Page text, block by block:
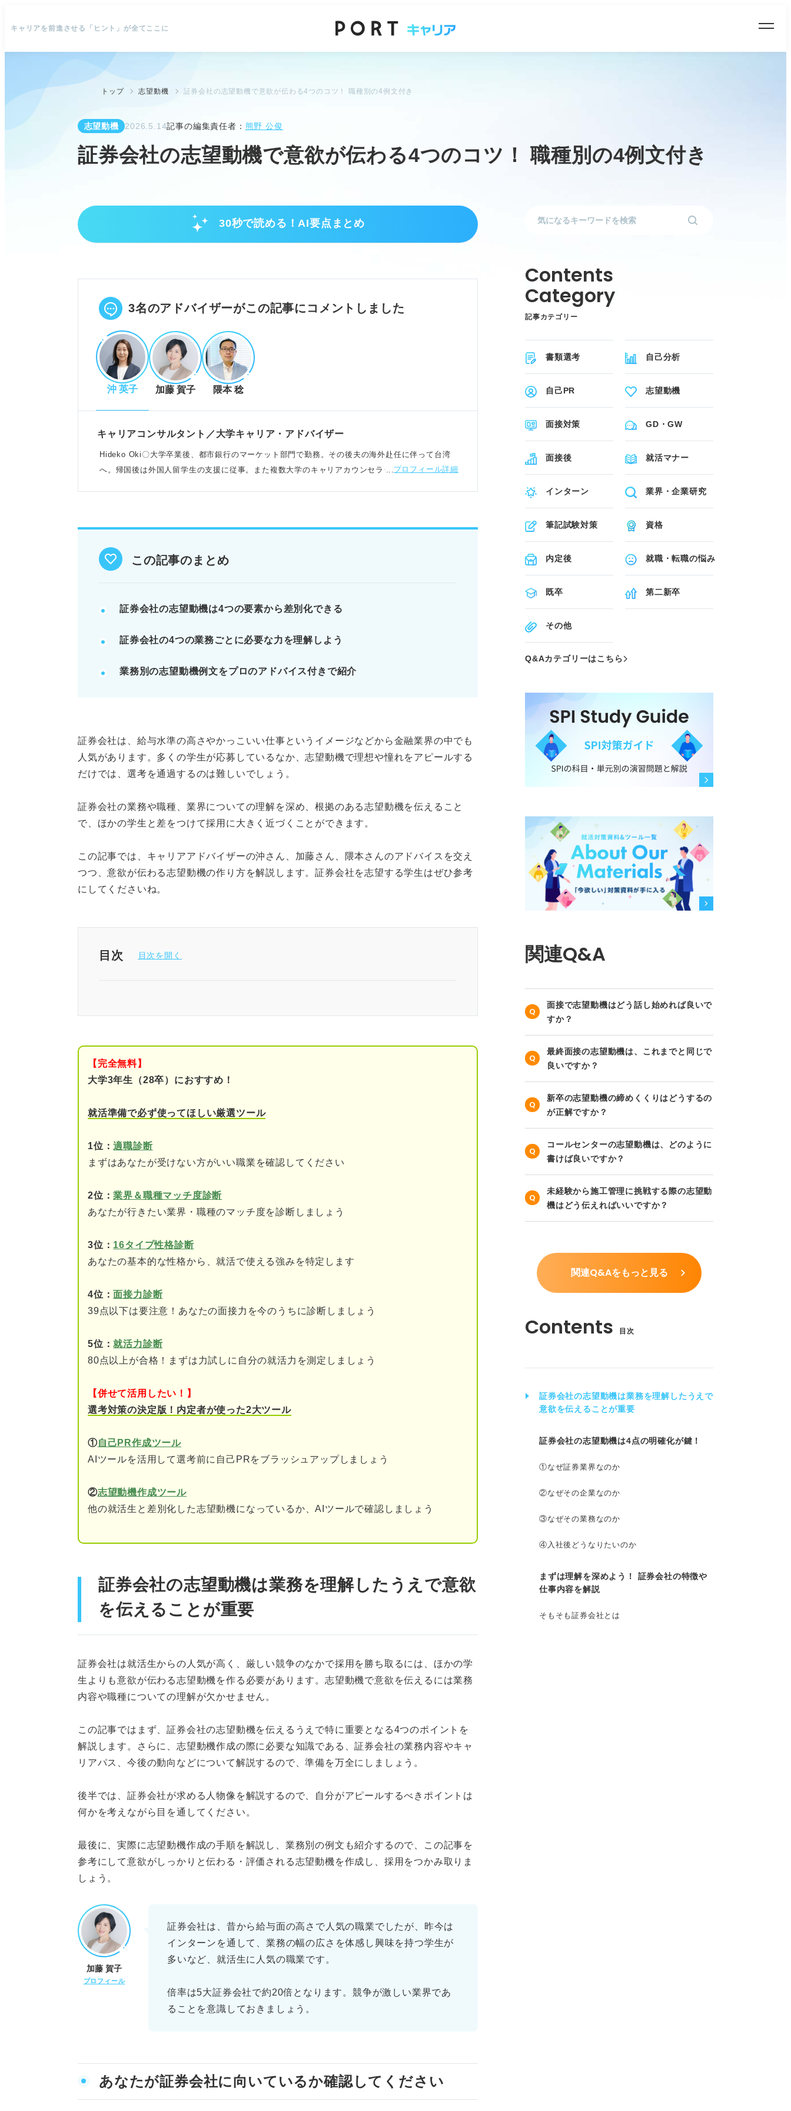
キャリアを前進させる「ヒント」が全てここに
トップ 志望動機 証券会社の志望動機で意欲が伝わる4つのコツ！ 職種別の4例文付き
志望動機 2026.5.14記事の編集責任者： 熊野 公俊
証券会社の志望動機で意欲が伝わる4つのコツ！ 職種別の4例文付き
30秒で読める！AI要点まとめ
意欲が伝わる志望動機の核となるポイント
なぜその業務か適性を絡めて示す。
POINT：4つの「なぜ」と入社後ビジョンで意欲を伝える。
証券業界・企業・職種への理解を深める
銀行との違いを理解し業界志望理由を明確に。
証券会社の5分類を把握し企業選びに活かす。
主要4部署の業務と求められる人物像を知る。
POINT：業界・企業・職種理解が説得力ある志望動機に。
例：ブローカー志望なら「携帯販売で培った歩み寄るコミュニケーション力」
証券会社の志望動機は業務を理解したうえで意欲を伝えることが重要
まずは理解を深めよう！ 証券会社の特徴や仕事内容を解説
3名のアドバイザーがこの記事にコメントしました
沖 英子 加藤 賀子 隈本 稔
キャリアコンサルタント／大学キャリア・アドバイザー
Hideko Oki〇大学卒業後、都市銀行のマーケット部門で勤務。その後夫の海外赴任に伴って台湾
へ。帰国後は外国人留学生の支援に従事。また複数大学のキャリアカウンセラー及びセミナー講師
プロフィール詳細
この記事のまとめ
証券会社の志望動機は4つの要素から差別化できる
証券会社の4つの業務ごとに必要な力を理解しよう
業務別の志望動機例文をプロのアドバイス付きで紹介
証券会社は、給与水準の高さやかっこいい仕事というイメージなどから金融業界の中でも
人気があります。多くの学生が応募しているなか、志望動機で理想や憧れをアピールする
だけでは、選考を通過するのは難しいでしょう。
証券会社の業務や職種、業界についての理解を深め、根拠のある志望動機を伝えること
で、ほかの学生と差をつけて採用に大きく近づくことができます。
この記事では、キャリアアドバイザーの沖さん、加藤さん、隈本さんのアドバイスを交え
つつ、意欲が伝わる志望動機の作り方を解説します。証券会社を志望する学生はぜひ参考
にしてくださいね。
目次
②なぜその企業なのか
まずは理解を深めよう！ 証券会社の特徴や仕事内容を解説
そもそも証券会社とは
銀行との違い
証券会社の5分類
①ブローカー
入社後の抱負はこれを参考に！ 証券会社のキャリアパスをプロが解説
応募前に知っておくべき！ 証券会社の現状と動向
離職率が高いといわれている
景気に左右されやすい
ネット証券がシェアを拡大している
ここまで理解を深めたらまとめるだけ！ 証券会社の志望動機の組み立て方
ブローカー業務の志望動機例
ディーラー業務の志望動機例
アンダーライティング業務の志望動機例
セリング業務の志望動機例
証券会社の志望動機は職種に合わせた強みを示して合格につなげよう！
【完全無料】
大学3年生（28卒）におすすめ！
就活準備で必ず使ってほしい厳選ツール
1位：適職診断
まずはあなたが受けない方がいい職業を確認してください
2位：業界＆職種マッチ度診断
あなたが行きたい業界・職種のマッチ度を診断しましょう
3位： 16タイプ性格診断
あなたの基本的な性格から、就活で使える強みを特定します
4位：面接力診断
39点以下は要注意！あなたの面接力を今のうちに診断しましょう
5位：就活力診断
80点以上が合格！まずは力試しに自分の就活力を測定しましょう
【併せて活用したい！】
選考対策の決定版！内定者が使った2大ツール
①自己PR作成ツール
AIツールを活用して選考前に自己PRをブラッシュアップしましょう
②志望動機作成ツール
他の就活生と差別化した志望動機になっているか、AIツールで確認しましょう
証券会社の志望動機は業務を理解したうえで意欲
を伝えることが重要
証券会社は就活生からの人気が高く、厳しい競争のなかで採用を勝ち取るには、ほかの学
生よりも意欲が伝わる志望動機を作る必要があります。志望動機で意欲を伝えるには業務
内容や職種についての理解が欠かせません。
この記事ではまず、証券会社の志望動機を伝えるうえで特に重要となる4つのポイントを
解説します。さらに、志望動機作成の際に必要な知識である、証券会社の業務内容やキャ
リアパス、今後の動向などについて解説するので、準備を万全にしましょう。
後半では、証券会社が求める人物像を解説するので、自分がアピールするべきポイントは
何かを考えながら目を通してください。
最後に、実際に志望動機作成の手順を解説し、業務別の例文も紹介するので、この記事を
参考にして意欲がしっかりと伝わる・評価される志望動機を作成し、採用をつかみ取りま
しょう。
加藤 賀子
プロフィール
証券会社は、昔から給与面の高さで人気の職業でしたが、昨今は
インターンを通して、業務の幅の広さを体感し興味を持つ学生が
多いなど、就活生に人気の職業です。
倍率は5大証券会社で約20倍となります。競争が激しい業界であ
ることを意識しておきましょう。
あなたが証券会社に向いているか確認してください
記事カテゴリー
書類選考 自己分析
自己PR 志望動機
面接対策 GD・GW
面接後 就活マナー
インターン 業界・企業研究
筆記試験対策 資格
内定後 就職・転職の悩み
既卒 第二新卒
その他
Q&Aカテゴリーはこちら
関連Q&A
面接で志望動機はどう話し始めれば良いで
すか？
最終面接の志望動機は、これまでと同じで
良いですか？
新卒の志望動機の締めくくりはどうするの
が正解ですか？
コールセンターの志望動機は、どのように
書けば良いですか？
未経験から施工管理に挑戦する際の志望動
機はどう伝えればいいですか？
関連Q&Aをもっと見る
目次
証券会社の志望動機は業務を理解したうえで
意欲を伝えることが重要
証券会社の志望動機は4点の明確化が鍵！
①なぜ証券業界なのか
②なぜその企業なのか
③なぜその業務なのか
④入社後どうなりたいのか
まずは理解を深めよう！ 証券会社の特徴や
仕事内容を解説
そもそも証券会社とは